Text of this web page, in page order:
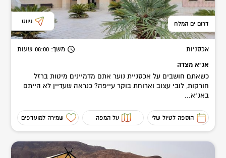
דרום ים המלח ניווט
אכסניות משך: 08:00 שעות
אנ"א מצדה
כשאתם חושבים על אכסניית נוער אתם מדמיינים מיטות ברזל
חורקות, לובי עצוב וארוחת בוקר עייפה? כנראה שעדיין לא הייתם
באנ"א...
הוספה לטיול שלי על המפה שמירה למועדפים